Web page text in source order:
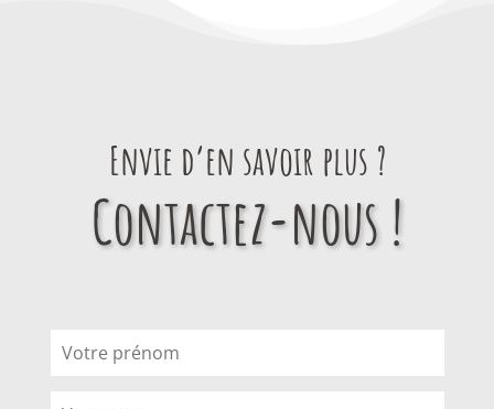
Envie d’en savoir plus ?
Contactez-nous !